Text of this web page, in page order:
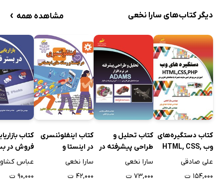
دیگر کتاب‌های سارا نخعی مشاهده همه ›
کتاب دستگیره‌های
وب HTML, CSS,
PHP
علی صادقی
۱۵۴,۰۰۰ ت
کتاب تحلیل و
طراحی پیشرفته در
نرم افزار ADAMS
سارا نخعی
۷۳,۰۰۰ ت
کتاب اینفلوئنسری
در اینستا و
رسانه‌های اجتماعی
سارا نخعی
۴۲,۰۰۰ ت
کتاب
فروش در
فیسبوک
عباس
۹۰,۰۰۰ ت